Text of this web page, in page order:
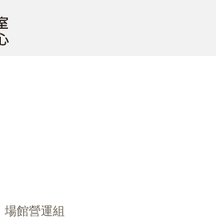
場館營運組